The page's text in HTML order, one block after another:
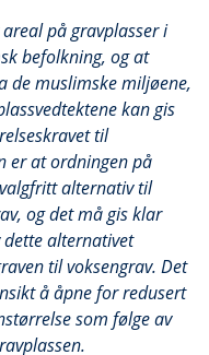
på gravplasser i
befolkning, og at
de muslimske miljøene,
kan gis
til
er at ordningen på
alternativ til
og det må gis klar
alternativet
til voksengrav. Det
å åpne for redusert
som følge av